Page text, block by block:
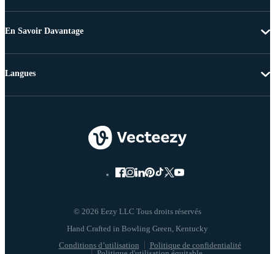
En Savoir Davantage
© 2026 Eezy LLC Tous droits réservés
Conditions d’utilisation
Politique de confidentialité
Langues